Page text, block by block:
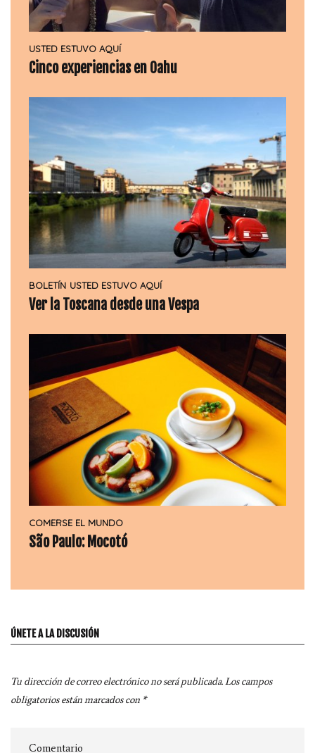
USTED ESTUVO AQUÍ
Cinco experiencias en Oahu
BOLETÍN USTED ESTUVO AQUÍ
Ver la Toscana desde una Vespa
COMERSE EL MUNDO
São Paulo: Mocotó
ÚNETE A LA DISCUSIÓN
Tu dirección de correo electrónico no será publicada.Los campos
obligatorios están marcados con *